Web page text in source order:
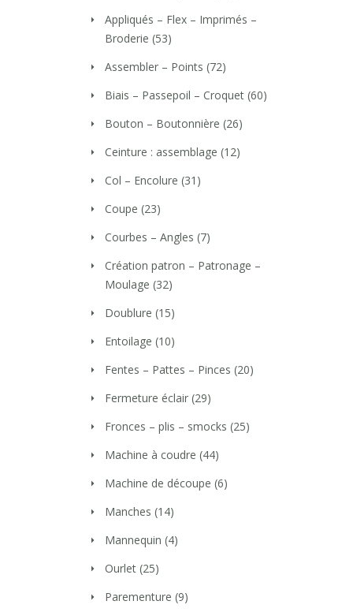
Appliqués – Flex – Imprimés –
Broderie (53)
Assembler – Points (72)
Biais – Passepoil – Croquet (60)
Bouton – Boutonnière (26)
Ceinture : assemblage (12)
Col – Encolure (31)
Coupe (23)
Courbes – Angles (7)
Création patron – Patronage –
Moulage (32)
Doublure (15)
Entoilage (10)
Fentes – Pattes – Pinces (20)
Fermeture éclair (29)
Fronces – plis – smocks (25)
Machine à coudre (44)
Machine de découpe (6)
Manches (14)
Mannequin (4)
Ourlet (25)
Parementure (9)